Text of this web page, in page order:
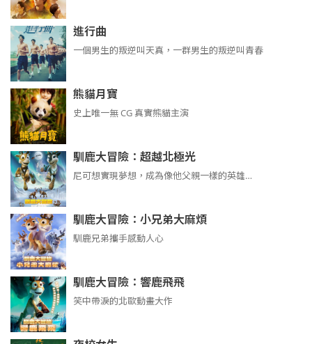
進行曲
​​​一個男生的叛逆叫天真，一群男生的叛逆叫青春
熊貓月寶
史上唯一無 CG 真實熊貓主演
馴鹿大冒險：超越北極光
尼可想實現夢想，成為像他父親一樣的英雄…
馴鹿大冒險：小兄弟大麻煩
馴鹿兄弟攜手感動人心
馴鹿大冒險：響鹿飛飛
笑中帶淚的北歐動畫大作